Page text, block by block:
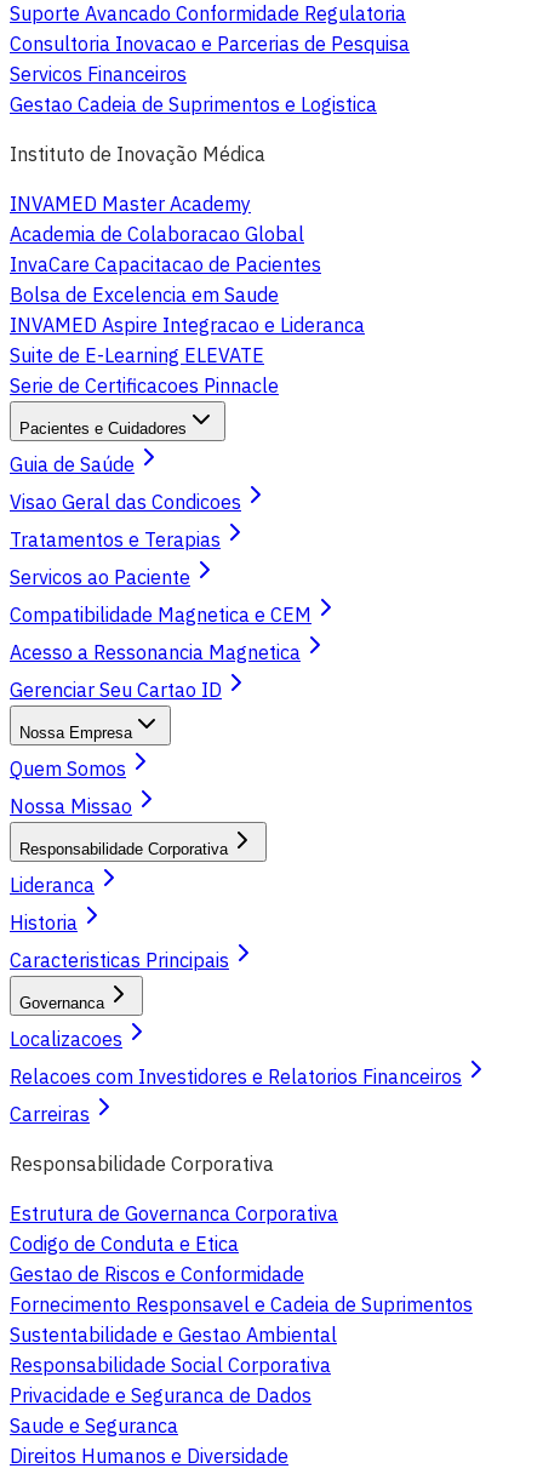
Suporte Avancado Conformidade Regulatoria
Consultoria Inovacao e Parcerias de Pesquisa
Servicos Financeiros
Gestao Cadeia de Suprimentos e Logistica
Instituto de Inovação Médica
INVAMED Master Academy
Academia de Colaboracao Global
InvaCare Capacitacao de Pacientes
Bolsa de Excelencia em Saude
INVAMED Aspire Integracao e Lideranca
Suite de E-Learning ELEVATE
Serie de Certificacoes Pinnacle
Pacientes e Cuidadores
Guia de Saúde
Visao Geral das Condicoes
Tratamentos e Terapias
Servicos ao Paciente
Compatibilidade Magnetica e CEM
Acesso a Ressonancia Magnetica
Gerenciar Seu Cartao ID
Nossa Empresa
Quem Somos
Nossa Missao
Responsabilidade Corporativa
Lideranca
Historia
Caracteristicas Principais
Governanca
Localizacoes
Relacoes com Investidores e Relatorios Financeiros
Carreiras
Responsabilidade Corporativa
Estrutura de Governanca Corporativa
Codigo de Conduta e Etica
Gestao de Riscos e Conformidade
Fornecimento Responsavel e Cadeia de Suprimentos
Sustentabilidade e Gestao Ambiental
Responsabilidade Social Corporativa
Privacidade e Seguranca de Dados
Saude e Seguranca
Direitos Humanos e Diversidade